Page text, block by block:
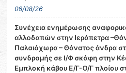
06/08/26
Συνέχεια ενημέρωσης
αλλοδαπών στην Ιεράπετρα
Παλαιόχωρα – Θάνατος άνδρα
συνδρομής σε Ι/Φ σκάφη στην
Εμπλοκή κάβου Ε/Γ-Ο/Γ πλοίου